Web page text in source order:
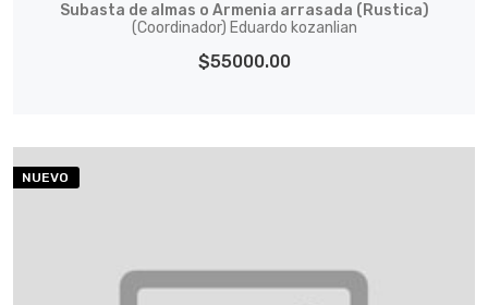
Subasta de almas o Armenia arrasada (Rustica)
(Coordinador) Eduardo kozanlian
$55000.00
NUEVO